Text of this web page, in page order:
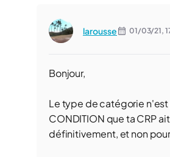
larousse 01/03/21,
Bonjour,
Le type de catégorie n'est
CONDITION que ta CRP
définitivement, et non